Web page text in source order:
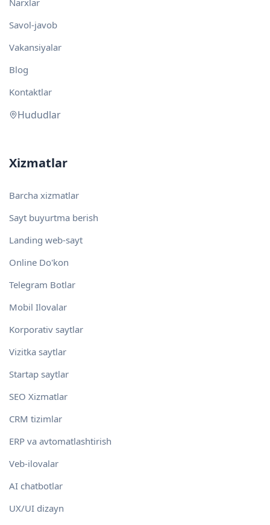
Narxlar
Savol-javob
Vakansiyalar
Blog
Kontaktlar
Hududlar
Xizmatlar
Barcha xizmatlar
Sayt buyurtma berish
Landing web-sayt
Online Do'kon
Telegram Botlar
Mobil Ilovalar
Korporativ saytlar
Vizitka saytlar
Startap saytlar
SEO Xizmatlar
CRM tizimlar
ERP va avtomatlashtirish
Veb-ilovalar
AI chatbotlar
UX/UI dizayn